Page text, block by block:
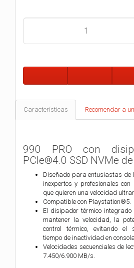
Características Recomendar a
990 PRO con
PCIe®4.0 SSD NVMe
Diseñado para entusiastas de
inexpertos y profesionales
que quieren una velocidad
Compatible con Playstation®5.
El disipador térmico
mantener la velocidad, la
control térmico, evitando el
tiempo de inactividad en
Velocidades secuenciales de
7.450/6.900 MB/s.